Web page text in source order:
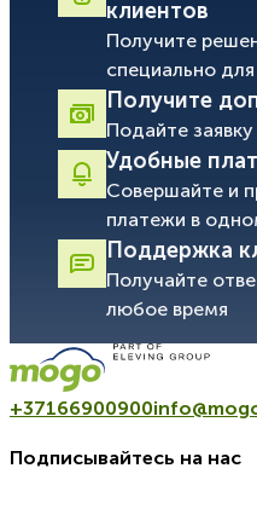
клиентов
Получите
специально
Получите
Подайте
Удобные
Совершайте и
платежи в
Поддержка
Получайте
любое время
+37166900900
Подписывайтесь на нас